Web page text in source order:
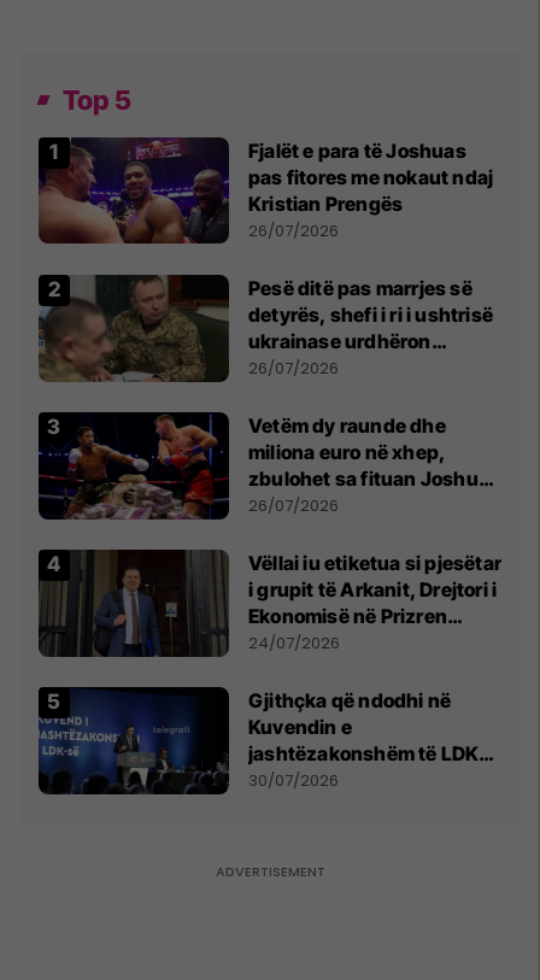
Top 5
Fjalët e para të Joshuas
pas fitores me nokaut ndaj
Kristian Prengës
26/07/2026
Pesë ditë pas marrjes së
detyrës, shefi i ri i ushtrisë
ukrainase urdhëron
kontroll të madh
26/07/2026
Vetëm dy raunde dhe
miliona euro në xhep,
zbulohet sa fituan Joshua
e Prenga
26/07/2026
Vëllai iu etiketua si pjesëtar
i grupit të Arkanit, Drejtori i
Ekonomisë në Prizren
mohon pretendimet
24/07/2026
Gjithçka që ndodhi në
Kuvendin e
jashtëzakonshëm të LDK-
së
30/07/2026